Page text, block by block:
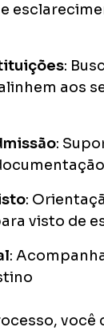
:
aos
:
:
visto de
:
você